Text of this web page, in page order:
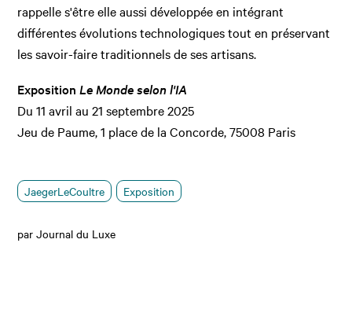
rappelle s'être elle aussi développée en intégrant
différentes évolutions technologiques tout en préservant
les savoir-faire traditionnels de ses artisans.
ExpositionLe Monde selon l'IA
Du 11 avril au 21 septembre 2025
Jeu de Paume, 1 place de la Concorde, 75008 Paris
JaegerLeCoultre Exposition
par Journal du Luxe